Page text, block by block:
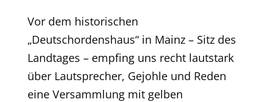
Vor dem historischen
„Deutschordenshaus“ in Mainz – Sitz des
Landtages – empfing uns recht lautstark
über Lautsprecher, Gejohle und Reden
eine Versammlung mit gelben